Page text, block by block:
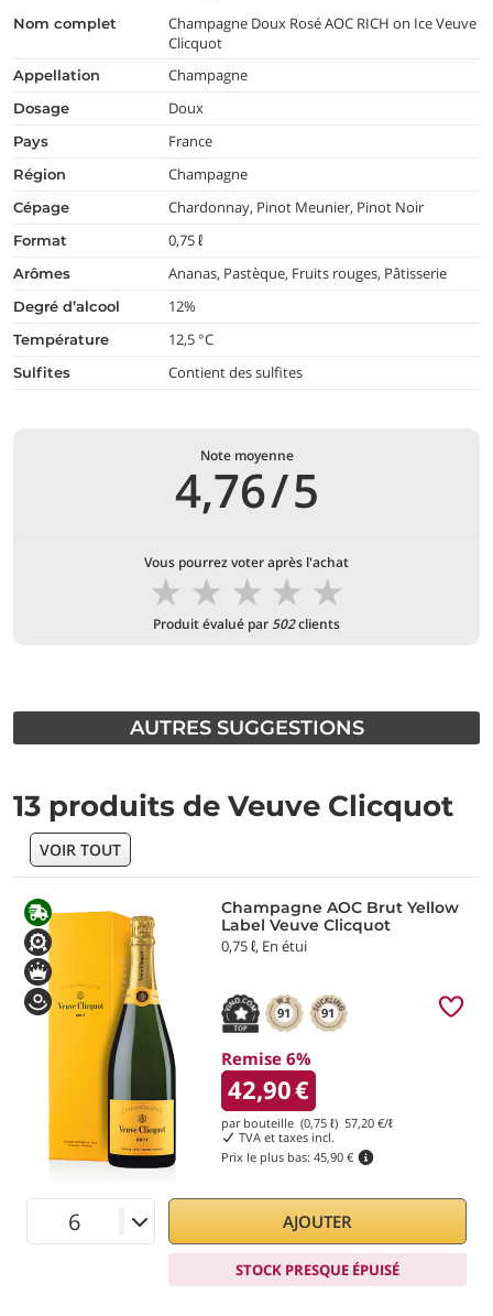
nom complet
Champagne Doux Rosé AOC RICH on Ice Veuve
Clicquot
appellation Champagne
dosage Doux
pays France
région Champagne
cépage Chardonnay, Pinot Meunier, Pinot Noir
format 0,75 ℓ
arômes Ananas, Pastèque, Fruits rouges, Pâtisserie
degré d’alcool 12%
température 12,5 °C
Sulfites Contient des sulfites
Note moyenne
4,76/5
Vous pourrez voter après l'achat
★
★
★
★
★
Produit évalué par 502clients
AUTRES SUGGESTIONS
13 produits de Veuve Clicquot
VOIR TOUT
Champagne AOC Brut Yellow
Label Veuve Clicquot
0,75 ℓ, En étui
91 91
Remise 6%
42,90€
par bouteille (0,75 ℓ) 57,20€/ℓ
TVA et taxes incl.
Prix le plus bas: 45,90 €
AJOUTER
STOCK PRESQUE ÉPUISÉ